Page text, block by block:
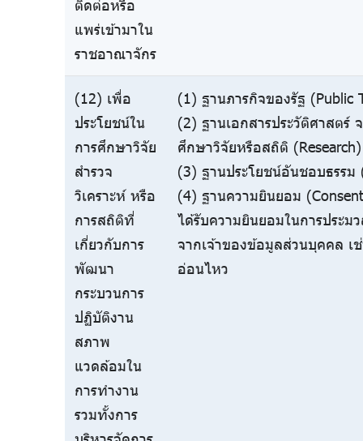
ติดต่อหรือ
แพร่เข้ามาใน
ราชอาณาจักร
(12) เพื่อ
ประโยชน์ใน
การศึกษาวิจัย
สำรวจ
วิเคราะห์ หรือ
การสถิติที่
เกี่ยวกับการ
พัฒนา
กระบวนการ
ปฏิบัติงาน
สภาพ
แวดล้อมใน
การทำงาน
รวมทั้งการ
(1) ฐานภารกิจของรัฐ (Public
(2) ฐานเอกสารประวัติศาสตร์
ศึกษาวิจัยหรือสถิติ (Research)
(3) ฐานประโยชน์อันชอบธรรม
(4) ฐานความยินยอม
ได้รับความยินยอมในการประ
จากเจ้าของข้อมูลส่วนบุคคล
อ่อนไหว